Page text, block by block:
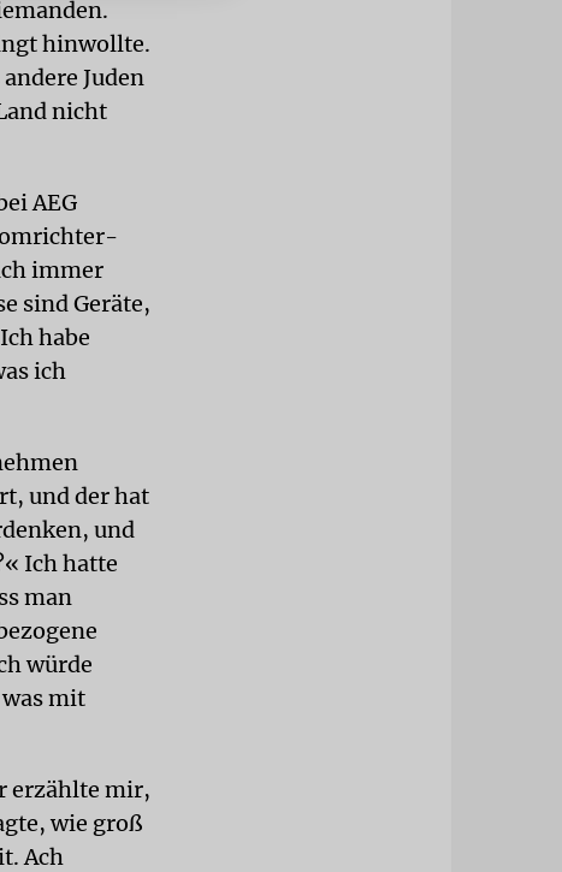
hinwollte.
Juden
nicht
AEG
immer
sind Geräte,
habe
ich
und der hat
und
Ich hatte
man
würde
mit
erzählte mir,
wie groß
Ach